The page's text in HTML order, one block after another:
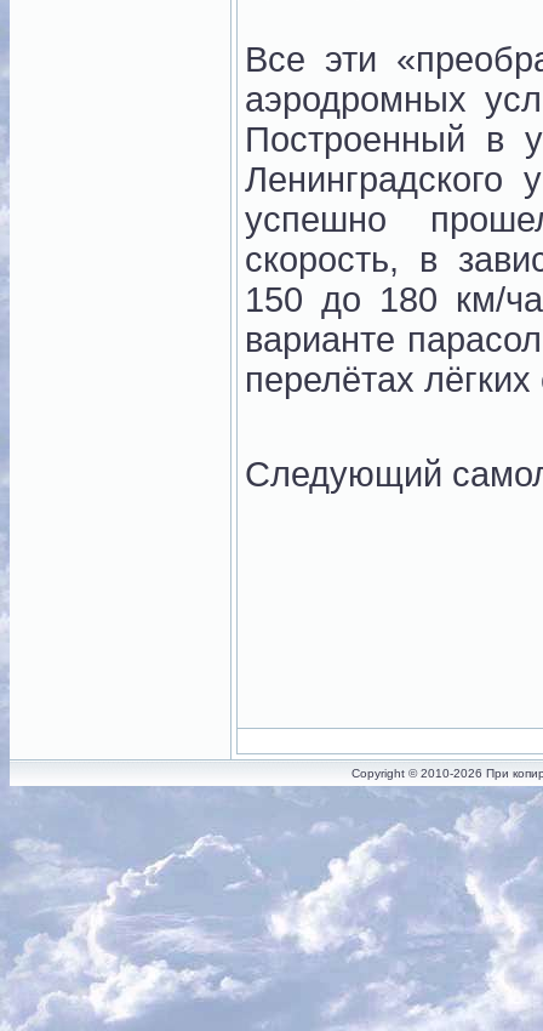
Все эти
аэродромных
Построенный в
Ленинградского
успешно
скорость, в
150 до 180 км/
варианте
перелётах
Следующий
Copyright © 2010-2026 При